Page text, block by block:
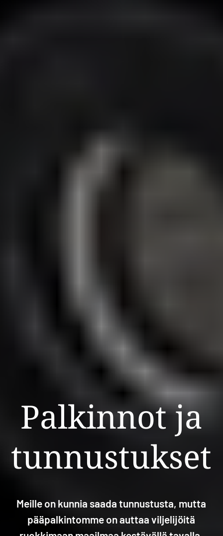
Palkinnot ja
tunnustukset
Meille on kunnia saada tunnustusta, mutta
pääpalkintomme on auttaa viljelijöitä